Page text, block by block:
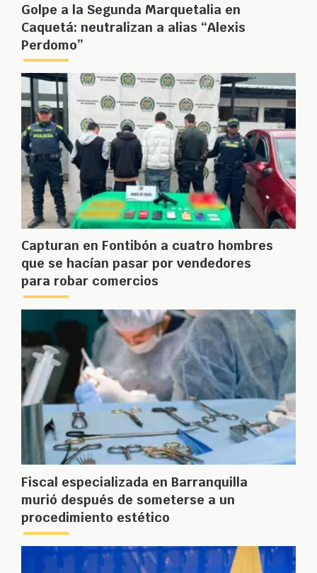
Golpe a la Segunda Marquetalia en
Caquetá: neutralizan a alias “Alexis
Perdomo”
Capturan en Fontibón a cuatro hombres
que se hacían pasar por vendedores
para robar comercios
Fiscal especializada en Barranquilla
murió después de someterse a un
procedimiento estético